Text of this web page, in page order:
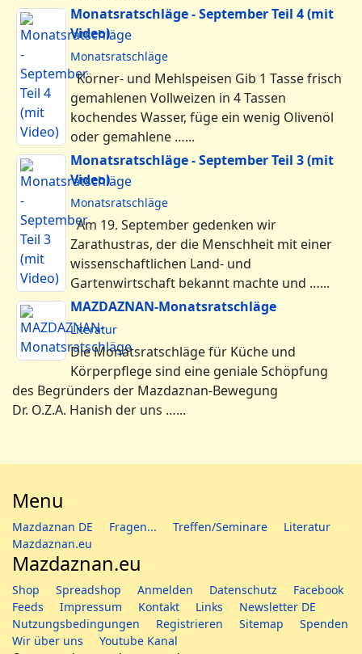
Monatsratschläge - September Teil 4 (mit
Video)
Monatsratschläge
Körner- und Mehlspeisen Gib 1 Tasse frisch
gemahlenen Vollweizen in 4 Tassen
kochendes Wasser, füge ein wenig Olivenöl
oder gemahlene …...
Monatsratschläge - September Teil 3 (mit
Video)
Monatsratschläge
Am 19. September gedenken wir
Zarathustras, der die Menschheit mit einer
wissenschaftlichen Land- und
Gartenwirtschaft bekannt machte und …...
MAZDAZNAN-Monatsratschläge
Literatur
Die Monatsratschläge für Küche und
Körperpflege sind eine geniale Schöpfung
des Begründers der Mazdaznan-Bewegung
Dr. O.Z.A. Hanish der uns …...
Menu
Mazdaznan DE Fragen... Treffen/Seminare
Literatur
Mazdaznan.eu
Mazdaznan.eu
Shop Spreadshop Anmelden Datenschutz
Facebook
Feeds
Impressum Kontakt Links
Newsletter DE
Nutzungsbedingungen
Registrieren Sitemap
Spenden
Wir über uns
Youtube Kanal